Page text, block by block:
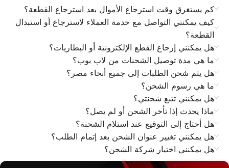
كم يستغرق وقت استرجاع الأموال بعد استرجاع القطعة؟
كيف يمكنني التواصل مع خدمة العملاء لاسترجاع أو استبدال
القطعة؟
هل يمكنني إرجاع القطع الإلكترونية أو البطاريات؟
ما هي مدة توصيل الشحنات من لاب بوب؟
هل يتم شحن الطلبات إلى جميع أنحاء مصر؟
ما هي رسوم الشحن؟
هل يمكنني تتبع شحنتي؟
ماذا يحدث إذا تأخر الشحن أو لم يصل؟
هل أحتاج إلى التوقيع عند استلام الشحنة؟
هل يمكنني تغيير عنوان الشحن بعد إتمام الطلب؟
هل يمكنني اختيار شركة الشحن؟